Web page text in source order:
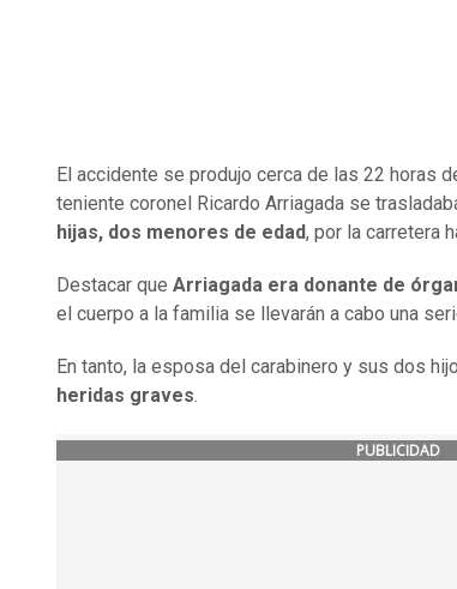
El accidente se produjo cerca de las 22 horas
teniente coronel Ricardo Arriagada se
hijas, dos menores de edad, por la carretera
Destacar que Arriagada era donante de
el cuerpo a la familia se llevarán a cabo una
En tanto, la esposa del carabinero y sus dos
heridas graves
PUBLICIDAD